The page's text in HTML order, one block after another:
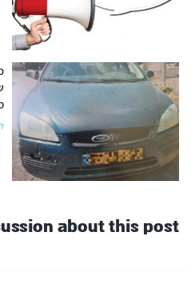
about this post